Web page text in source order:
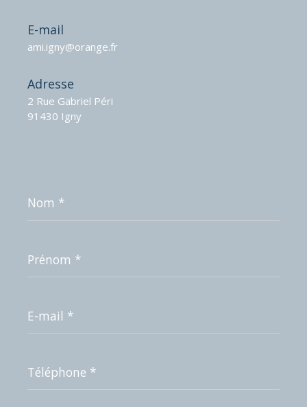
E-mail
ami.igny@orange.fr
Adresse
2 Rue Gabriel Péri
91430 Igny
*
*
mail
*
*